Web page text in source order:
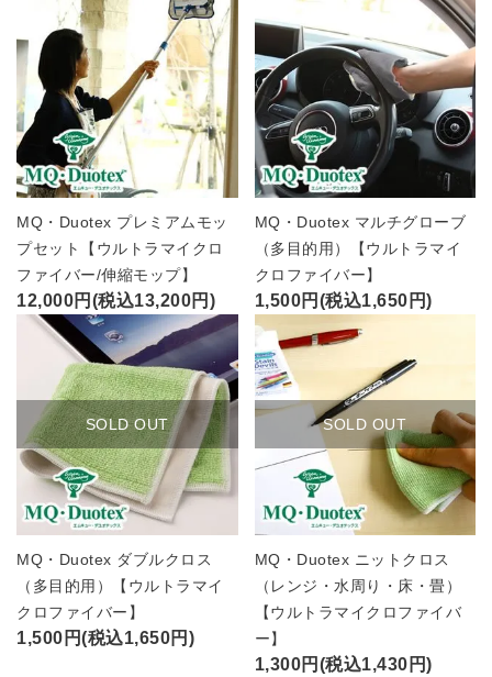
カテゴリーから探す
ブランド
ガイドライン
MQ・Duotex プレミアムモッ
プセット【ウルトラマイクロ
ファイバー/伸縮モップ】
12,000円(税込13,200円)
MQ・Duotex マルチグローブ
（多目的用）【ウルトラマイ
クロファイバー】
1,500円(税込1,650円)
SOLD OUT
MQ・Duotex ダブルクロス
（多目的用）【ウルトラマイ
クロファイバー】
1,500円(税込1,650円)
SOLD OUT
MQ・Duotex ニットクロス
（レンジ・水周り・床・畳）
【ウルトラマイクロファイバ
ー】
1,300円(税込1,430円)